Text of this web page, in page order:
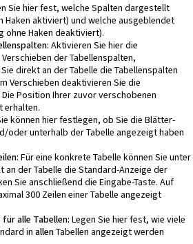
Sie hier fest, welche Spalten dargestellt
Haken aktiviert) und welche ausgeblendet
ohne Haken deaktiviert).
Aktivieren Sie hier die
der Tabellenspalten,
direkt an der Tabelle die Tabellenspalten
Verschieben deaktivieren Sie die
Position Ihrer zuvor verschobenen
erhalten.
können hier festlegen, ob Sie die Blätter-
oder unterhalb der Tabelle angezeigt haben
Für eine konkrete Tabelle können Sie unter
an der Tabelle die Standard-Anzeige der
Sie anschließend die Eingabe-Taste. Auf
300 Zeilen einer Tabelle angezeigt
alle Tabellen: Legen Sie hier fest, wie viele
in allenTabellen angezeigt werden